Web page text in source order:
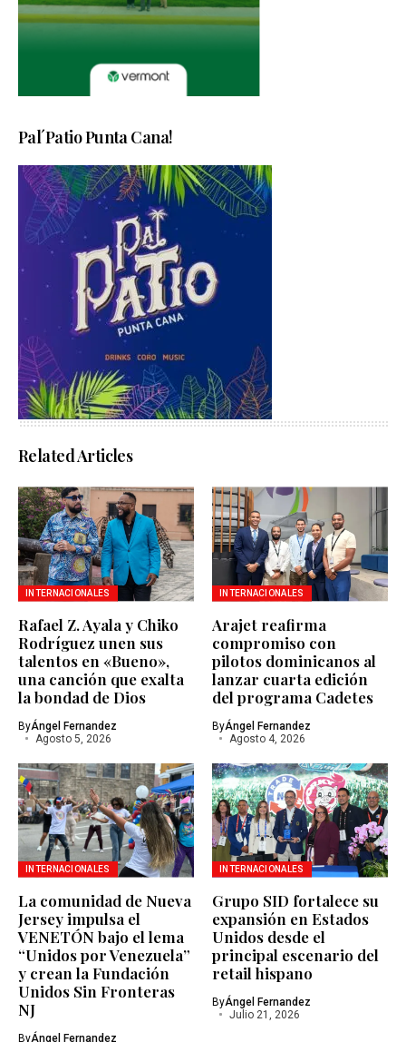
Pal´Patio Punta Cana!
Related Articles
INTERNACIONALES
Rafael Z. Ayala y Chiko
Rodríguez unen sus
talentos en «Bueno»,
una canción que exalta
la bondad de Dios
ByÁngel Fernandez
Agosto 5, 2026
INTERNACIONALES
Arajet reafirma
compromiso con
pilotos dominicanos al
lanzar cuarta edición
del programa Cadetes
ByÁngel Fernandez
Agosto 4, 2026
INTERNACIONALES
La comunidad de Nueva
Jersey impulsa el
VENETÓN bajo el lema
“Unidos por Venezuela”
y crean la Fundación
Unidos Sin Fronteras
NJ
ByÁngel Fernandez
INTERNACIONALES
Grupo SID fortalece su
expansión en Estados
Unidos desde el
principal escenario del
retail hispano
ByÁngel Fernandez
Julio 21, 2026